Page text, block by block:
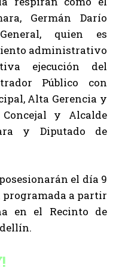
Germán Darío
quien es
administrativo
ejecución del
Público con
Alta Gerencia y
y Alcalde
y Diputado de
el día 9
programada a partir
en el Recinto de